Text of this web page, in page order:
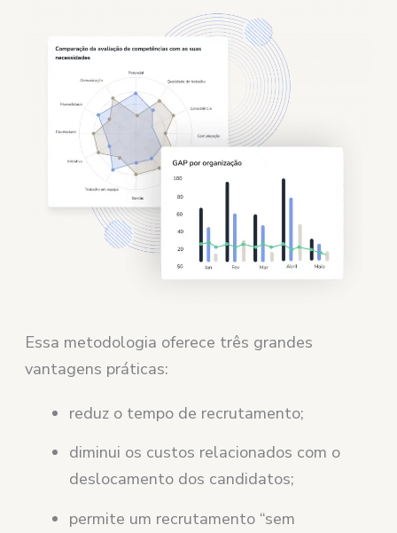
Essa metodologia oferece três grandes
vantagens práticas:
reduz o tempo de recrutamento;
diminui os custos relacionados com o
deslocamento dos candidatos;
permite um recrutamento “sem